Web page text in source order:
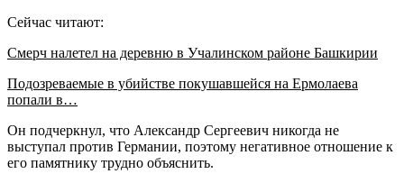
Сейчас читают:
Смерч налетел на деревню в Учалинском районе Башкирии
Подозреваемые в убийстве покушавшейся на Ермолаева
попали в…
Он подчеркнул, что Александр Сергеевич никогда не
выступал против Германии, поэтому негативное отношение к
его памятнику трудно объяснить.